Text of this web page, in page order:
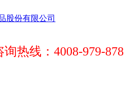
热线：4008-979-878